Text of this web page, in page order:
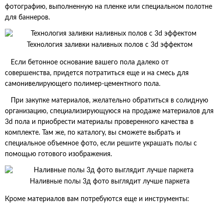
фотографию, выполненную на пленке или специальном полотне
для баннеров.
Технология заливки наливных полов с 3d эффектом
Если бетонное основание вашего пола далеко от
совершенства, придется потратиться еще и на смесь для
самонивелирующего полимер-цементного пола.
При закупке материалов, желательно обратиться в солидную
организацию, специализирующуюся на продаже материалов для
3d пола и приобрести материалы проверенного качества в
комплекте. Там же, по каталогу, вы сможете выбрать и
специальное объемное фото, если решите украшать полы с
помощью готового изображения.
Наливные полы 3д фото выглядит лучше паркета
Кроме материалов вам потребуются еще и инструменты: